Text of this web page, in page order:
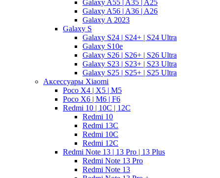
Galaxy A55 | A35 | A25
Galaxy A56 | A36 | A26
Galaxy A 2023
Galaxy S
Galaxy S24 | S24+ | S24 Ultra
Galaxy S10e
Galaxy S26 | S26+ | S26 Ultra
Galaxy S23 | S23+ | S23 Ultra
Galaxy S25 | S25+ | S25 Ultra
Аксессуары Xiaomi
Poco X4 | X5 | M5
Poco X6 | M6 | F6
Redmi 10 | 10C | 12C
Redmi 10
Redmi 13C
Redmi 10C
Redmi 12C
Redmi Note 13 | 13 Pro | 13 Plus
Redmi Note 13 Pro
Redmi Note 13